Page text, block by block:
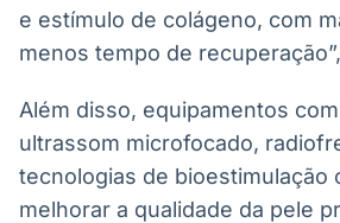
plataforma
de
no
IA
Em
e estímulo de colágeno, com
menos tempo de
Além disso, equipamentos
ultrassom microfocado,
tecnologias de bioestimulação
melhorar a qualidade da pele